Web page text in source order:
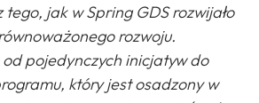
jak w Spring GDS rozwijało
rozwoju.
pojedynczych inicjatyw do
który jest osadzony w